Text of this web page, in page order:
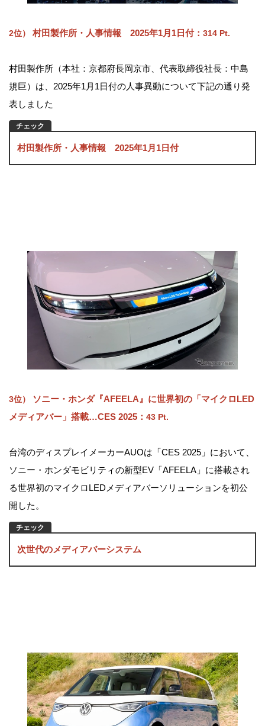
2位） 村田製作所・人事情報 2025年1月1日付： 314 Pt.
村田製作所（本社：京都府長岡京市、代表取締役社長：中島
規巨）は、2025年1月1日付の人事異動について下記の通り発
表しました
村田製作所・人事情報 2025年1月1日付
3位）
ソニー・ホンダ『AFEELA』に世界初の「マイクロLED
メディアバー」搭載…CES 2025 ： 43 Pt.
台湾のディスプレイメーカーAUOは「CES 2025」において、
ソニー・ホンダモビリティの新型EV「AFEELA」に搭載され
る世界初のマイクロLEDメディアバーソリューションを初公
開した。
次世代のメディアバーシステム